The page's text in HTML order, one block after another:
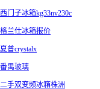
西门子冰箱kg33nv230c
格兰仕冰箱报价
夏普crystalx
番禺玻璃
二手双变频冰箱株洲